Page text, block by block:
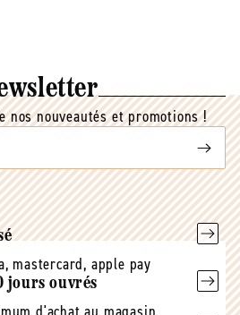
nos nouveautés et promotions !
mastercard, apple pay
jours ouvrés